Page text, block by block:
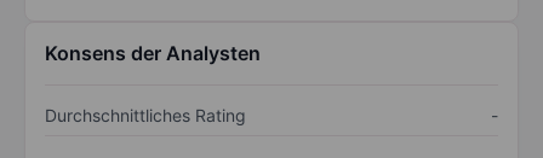
Konsens der Analysten
Durchschnittliches Rating -